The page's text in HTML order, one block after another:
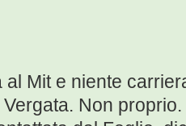
al Mit e niente
Non